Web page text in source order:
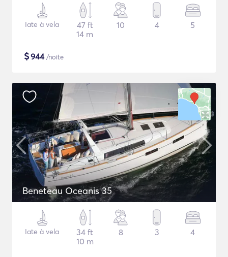
Iate à vela
47 ft
14 m
10 4 5
$944/noite
Beneteau Oceanis 35
Iate à vela
34 ft
10 m
8 3 4